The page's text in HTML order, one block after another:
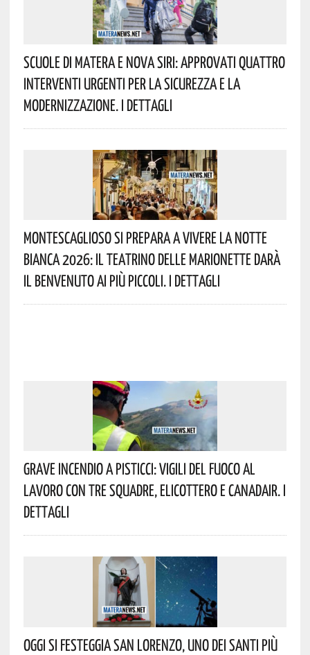
Scuole Di Matera E Nova Siri: Approvati Quattro
Interventi Urgenti Per La Sicurezza E La
Modernizzazione. I Dettagli
Montescaglioso Si Prepara A Vivere La Notte
Bianca 2026: Il Teatrino Delle Marionette Darà
Il Benvenuto Ai Più Piccoli. I Dettagli
Grave Incendio A Pisticci: Vigili Del Fuoco Al
Lavoro Con Tre Squadre, Elicottero E Canadair. I
Dettagli
Oggi Si Festeggia San Lorenzo, Uno Dei Santi Più